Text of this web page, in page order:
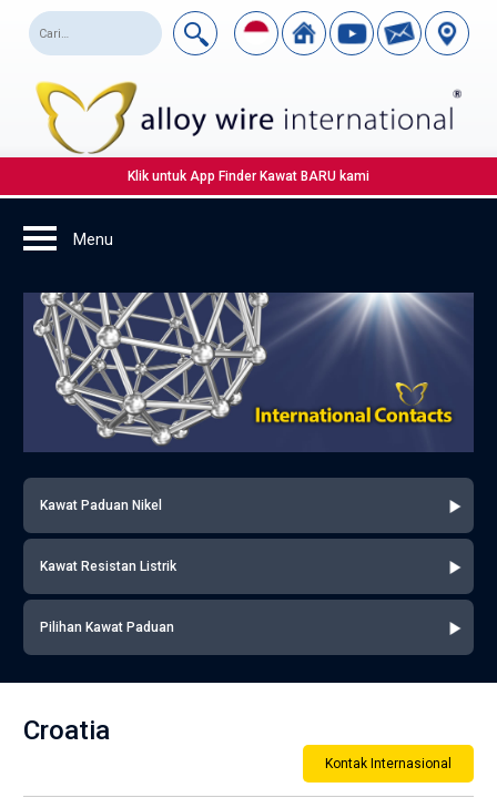
Klik untuk App Finder Kawat BARU kami
Kawat Paduan Nikel
Kawat Resistan Listrik
Pilihan Kawat Paduan
Croatia
Kontak Internasional